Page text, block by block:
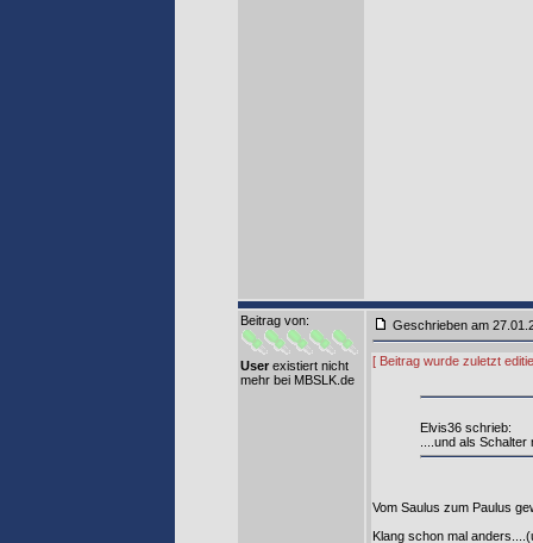
Beitrag von:
User existiert nicht
mehr bei MBSLK.de
Geschrieben am
[ Beitrag wurde zuletzt
Elvis36 schrieb:
....und als
Vom Saulus zum Paulus
Klang schon mal